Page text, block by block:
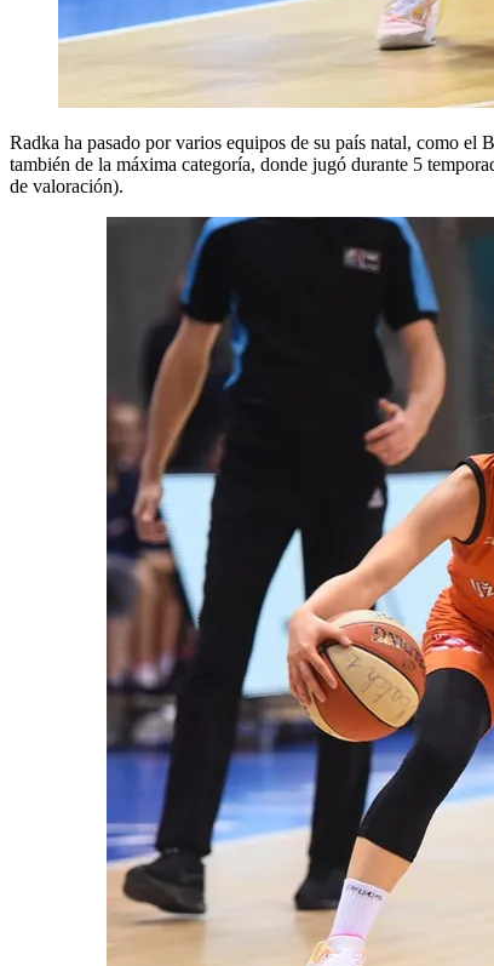
Radka ha pasado por varios equipos de su país natal, como
también de la máxima categoría, donde jugó durante 5
de valoración).